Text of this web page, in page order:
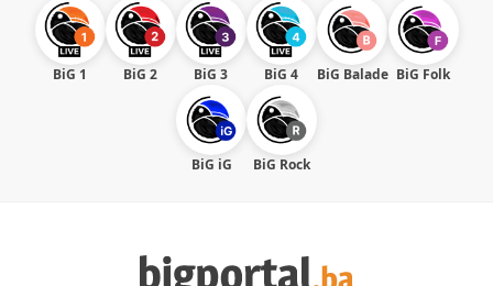
BiG 1 BiG 2 BiG 3 BiG 4 BiG Balade BiG Folk
BiG iG BiG Rock